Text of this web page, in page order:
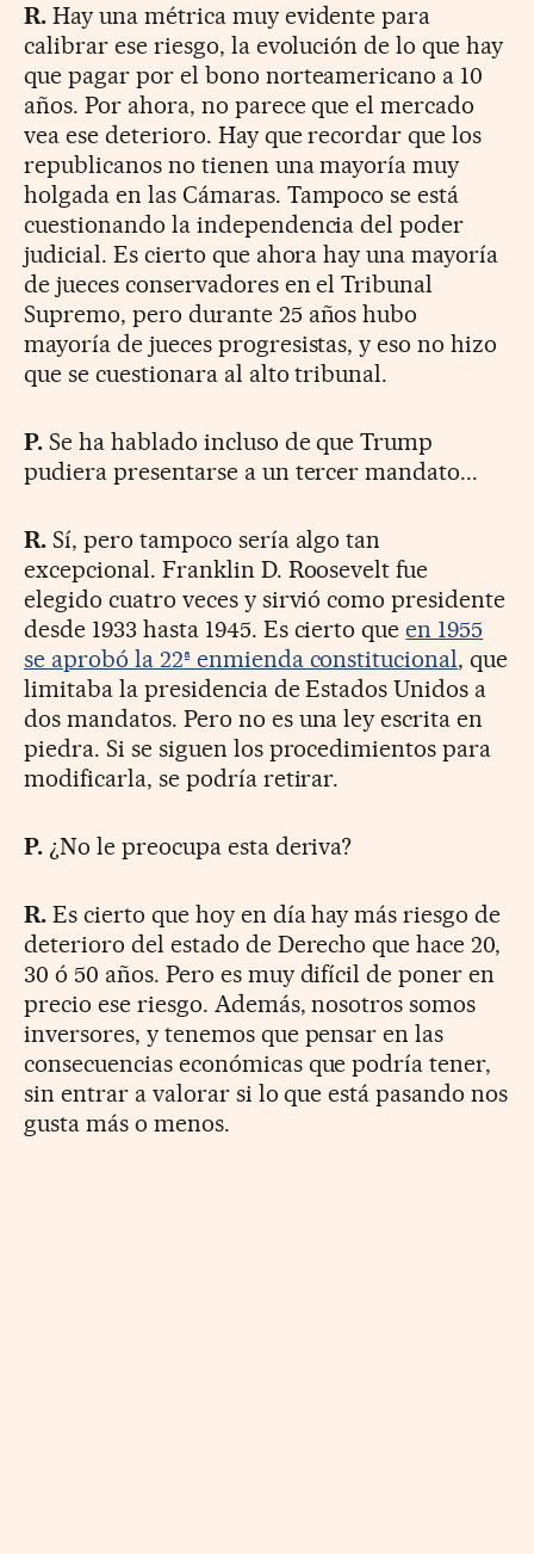
R.Hay una métrica muy evidente para
calibrar ese riesgo, la evolución de lo que hay
que pagar por el bono norteamericano a 10
años. Por ahora, no parece que el mercado
vea ese deterioro. Hay que recordar que los
republicanos no tienen una mayoría muy
holgada en las Cámaras. Tampoco se está
cuestionando la independencia del poder
judicial. Es cierto que ahora hay una mayoría
de jueces conservadores en el Tribunal
Supremo, pero durante 25 años hubo
mayoría de jueces progresistas, y eso no hizo
que se cuestionara al alto tribunal.
P.Se ha hablado incluso de que Trump
pudiera presentarse a un tercer mandato...
R.Sí, pero tampoco sería algo tan
excepcional. Franklin D. Roosevelt fue
elegido cuatro veces y sirvió como presidente
desde 1933 hasta 1945. Es cierto queen 1955
se aprobó la 22ª enmienda constitucional, que
limitaba la presidencia de Estados Unidos a
dos mandatos. Pero no es una ley escrita en
piedra. Si se siguen los procedimientos para
modificarla, se podría retirar.
P.¿No le preocupa esta deriva?
R.Es cierto que hoy en día hay más riesgo de
deterioro del estado de Derecho que hace 20,
30 ó 50 años. Pero es muy difícil de poner en
precio ese riesgo. Además, nosotros somos
inversores, y tenemos que pensar en las
consecuencias económicas que podría tener,
sin entrar a valorar si lo que está pasando nos
gusta más o menos.